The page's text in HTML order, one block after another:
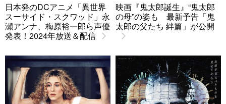
日本発のDCアニメ「異世界
スーサイド・スクワッド」永
瀬アンナ、梅原裕一郎ら声優
発表！2024年放送＆配信
映画『鬼太郎誕生』“鬼太郎
の母”の姿も 最新予告「鬼
太郎の父たち 絆篇」が公開